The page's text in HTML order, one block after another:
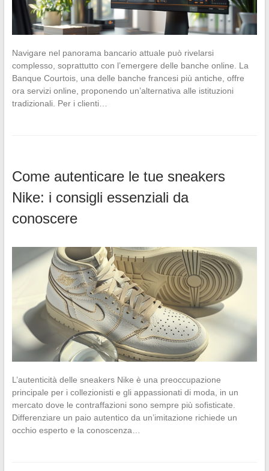
Navigare nel panorama bancario attuale può rivelarsi
complesso, soprattutto con l’emergere delle banche online. La
Banque Courtois, una delle banche francesi più antiche, offre
ora servizi online, proponendo un’alternativa alle istituzioni
tradizionali. Per i clienti…
Come autenticare le tue sneakers
Nike: i consigli essenziali da
conoscere
L’autenticità delle sneakers Nike è una preoccupazione
principale per i collezionisti e gli appassionati di moda, in un
mercato dove le contraffazioni sono sempre più sofisticate.
Differenziare un paio autentico da un’imitazione richiede un
occhio esperto e la conoscenza…